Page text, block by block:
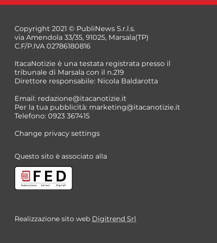
Copyright 2021 © PubliNews S.r.l.s.
via Amendola 33/35, 91025, Marsala(TP)
C.F/P.IVA 02786180816
ItacaNotizie è una testata registrata presso il
tribunale di Marsala con il n.219
Direttore responsabile: Nicola Baldarotta
Email: redazione@itacanotizie.it
Per la tua pubblicità: marketing@itacanotizie.it
Telefono: 0923 367415
Change privacy settings
Questo sito è associato alla
Realizzazione sito web Digitrend Srl